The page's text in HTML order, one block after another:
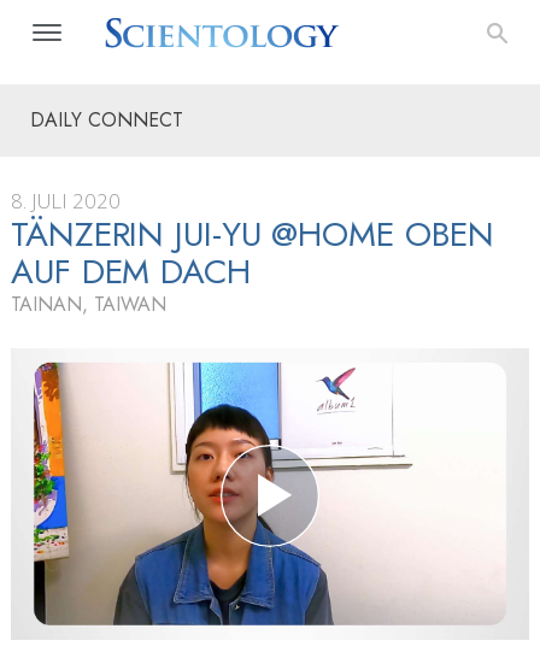
DAILY CONNECT
8. JULI 2020
TÄNZERIN JUI-YU @HOME OBEN
AUF DEM DACH
TAINAN, TAIWAN